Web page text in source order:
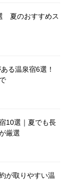
夏のおすすめス
る温泉宿6選！
10選｜夏でも長
厳選
が取りやすい温